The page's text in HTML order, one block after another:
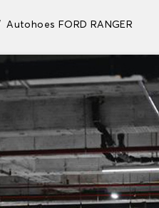
Autohoes FORD RANGER